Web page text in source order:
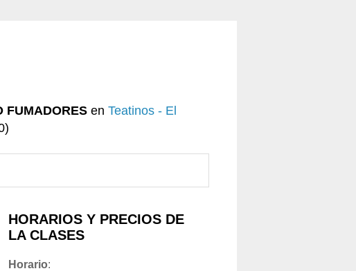
FUMADORES en Teatinos - El
HORARIOS Y PRECIOS DE
LA CLASES
Horario: